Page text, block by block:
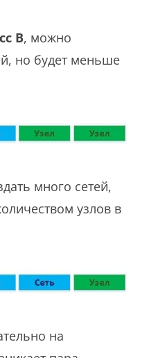
B, можно
но будет меньше
много сетей,
узлов в
на